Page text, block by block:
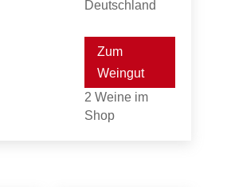
Deutschland
Zum
Weingut
2 Weine im
Shop